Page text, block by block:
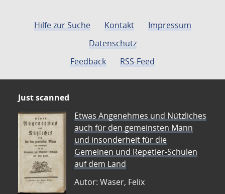
Hilfe zur Suche Kontakt
Impressum
Datenschutz
Feedback
RSS-Feed
Just scanned
Etwas Angenehmes und Nützliches
auch für den gemeinsten Mann
und insonderheit für die
Gemeinen und Repetier-Schulen
auf dem Land
Autor: Waser, Felix